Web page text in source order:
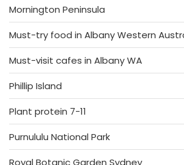
Mornington Peninsula
Must-try food in Albany Western
Must-visit cafes in Albany WA
Phillip Island
Plant protein 7-11
Purnululu National Park
Royal Botanic Garden Sydney